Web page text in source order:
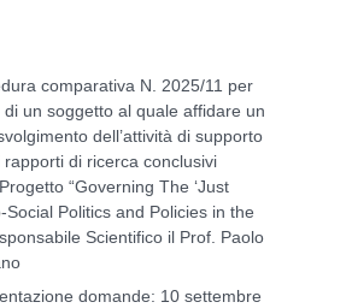
comparativa N. 2025/11 per
di un soggetto al quale affidare un
dell’attività di supporto
di ricerca conclusivi
“Governing The ‘Just
Social Politics and Policies in the
Scientifico il Prof. Paolo
domande: 10 settembre